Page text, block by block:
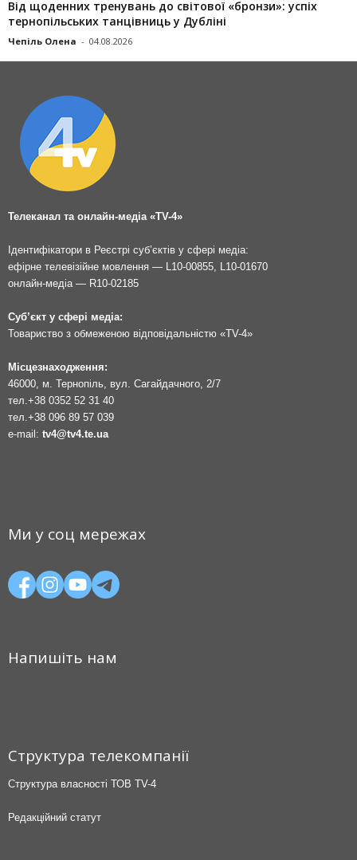
Від щоденних тренувань до світової «бронзи»: успіх
тернопільських танцівниць у Дубліні
Чепіль Олена - 04.08.2026
Телеканал та онлайн-медіа «TV-4»
Ідентифікатори в Реєстрі суб’єктів у сфері медіа:
ефірне телевізійне мовлення — L10-00855, L10-01670
онлайн-медіа — R10-02185
Суб’єкт у сфері медіа:
Товариство з обмеженою відповідальністю «TV-4»
Місцезнаходження:
46000, м. Тернопіль, вул. Сагайдачного, 2/7
тел. +38 0352 52 31 40
тел. +38 096 89 57 039
e-mail: tv4@tv4.te.ua
Ми у соц мережах
Напишіть нам
Структура телекомпанії
Структура власності ТОВ TV-4
Редакційний статут